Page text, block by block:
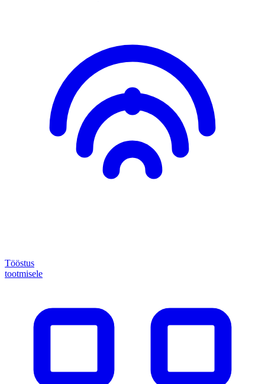
Tööstus
tootmisele